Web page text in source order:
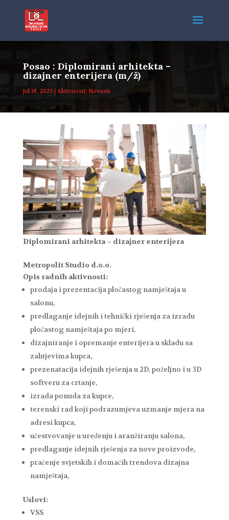
Posao : Diplomirani arhitekta –
dizajner enterijera (m/ž)
jul 18, 2023 Aktivnosti, Novosti
Diplomirani arhitekta – dizajner enterijera
Metropolit Studio d.o.o.
Opis radnih aktivnosti:
prodaja i prezentacija pločastog namještaja u
salonu,
predlaganje idejnih i tehnički rješenja za izradu
pločastog namještaja po mjeri,
dizajniranje i opremanje enterijera u skladu sa
zahtjevima kupca,
prezenatacija idejnih rješenja u 2D, poželjno i u 3D
softveru za crtanje,
izrada ponuda za kupce,
terenski rad koji podrazumjeva uzmanje mjera na
adresi kupca,
učestvovanje u uređenju i aranžiranju salona,
predlaganje idejnih rješenja za nove proizvode,
praćenje svjetskih i domaćih trendova dizajna
namještaja,
Uslovi:
VSS